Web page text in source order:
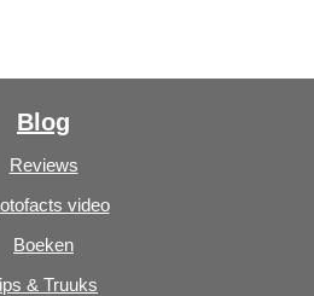
Blog
Reviews
video
Boeken
& Truuks